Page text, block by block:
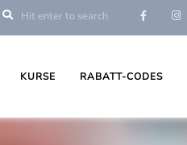
KURSE RABATT-CODES